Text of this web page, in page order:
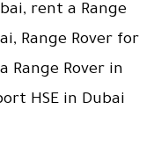
rent a Range
Range Rover for
Range Rover in
HSE in Dubai